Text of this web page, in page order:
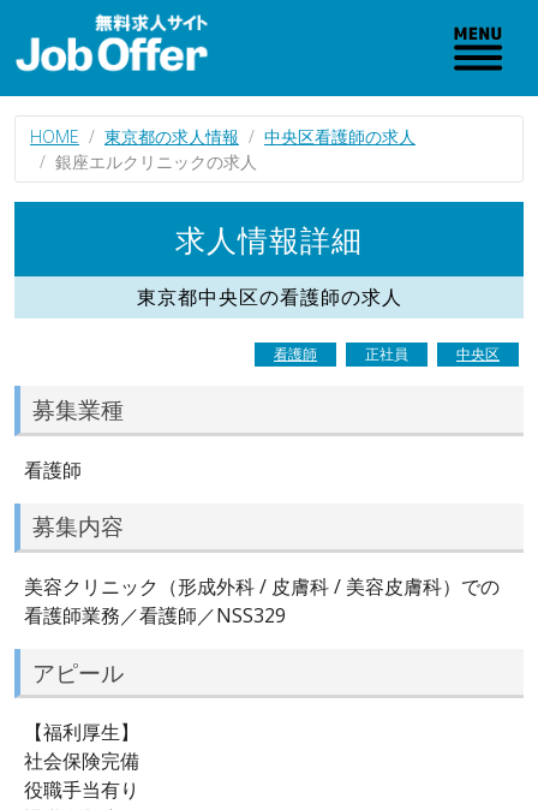
HOME 東京都の求人情報
中央区看護師の求人
銀座エルクリニックの求人
求人情報詳細
東京都中央区の看護師の求人
看護師 正社員 中央区
募集業種
看護師
募集内容
美容クリニック（形成外科 / 皮膚科 / 美容皮膚科）での
看護師業務／看護師／NSS329
アピール
【福利厚生】
社会保険完備
役職手当有り